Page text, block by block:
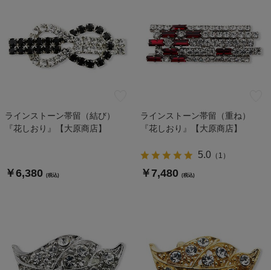
ラインストーン帯留（結び）
『花しおり』【大原商店】
￥6,380 (税込)
ラインストーン帯留（重ね）
『花しおり』【大原商店】
5.0（ 1 ）
￥7,480 (税込)